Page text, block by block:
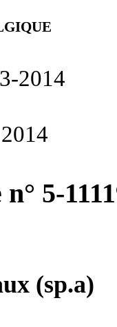
2014
5-
(sp.a)